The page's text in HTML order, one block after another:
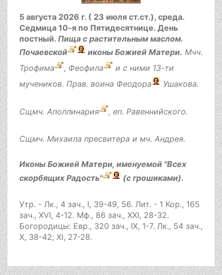
5 августа 2026 г. ( 23 июля ст.ст.), среда.
Седмица 10-я по Пятидесятнице. День
постный. Пища с растительным маслом.
Почаевской
иконы Божией Матери. Мчч.
Трофима
, Феофила
и с ними 13-ти
мучеников. Прав. воина Феодора Ушакова.
Сщмч. Аполлинария , еп. Равеннийского.
Сщмч. Михаила пресвитера и мч. Андрея.
Иконы Божией Матери, именуемой "Всех
скорбящих Радость"
(с грошиками).
Утр. - Лк., 4 зач., I, 39-49, 56. Лит. - 1 Кор., 165
зач., XVI, 4-12. Мф., 86 зач., XXI, 28-32.
Богородицы: Евр., 320 зач., IX, 1-7. Лк., 54 зач.,
X, 38-42; XI, 27-28.